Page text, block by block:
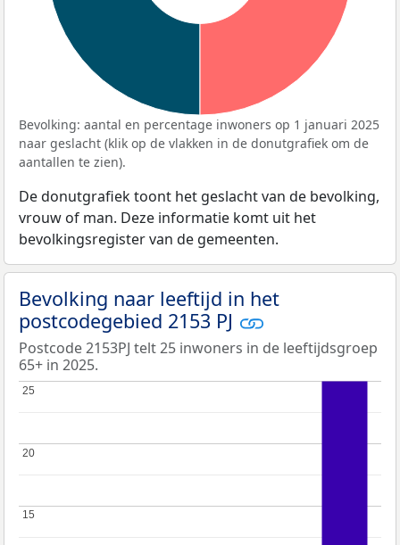
Bevolking: aantal en percentage inwoners op 1 januari 2025
naar geslacht (klik op de vlakken in de donutgrafiek om de
aantallen te zien).
De donutgrafiek toont het geslacht van de bevolking,
vrouw of man. Deze informatie komt uit het
bevolkingsregister van de gemeenten.
Bevolking naar leeftijd in het
postcodegebied 2153 PJ
Postcode 2153PJ telt 25 inwoners in de leeftijdsgroep
65+ in 2025.
15
15
20
20
25
25